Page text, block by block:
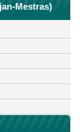
Mestras)